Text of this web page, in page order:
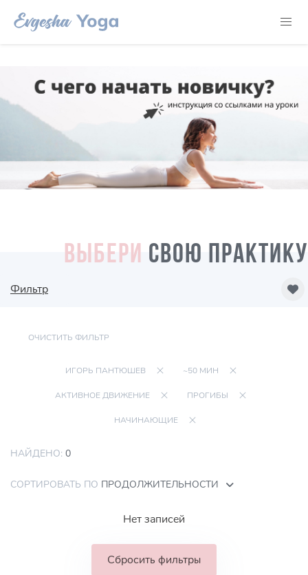
ВЫБЕРИ СВОЮ ПРАКТИКУ
Фильтр
ОЧИСТИТЬ ФИЛЬТР
ИГОРЬ ПАНТЮШЕВ ~50 МИН
АКТИВНОЕ ДВИЖЕНИЕ ПРОГИБЫ
НАЧИНАЮЩИЕ
НАЙДЕНО: 0
СОРТИРОВАТЬ ПО ПРОДОЛЖИТЕЛЬНОСТИ
Нет записей
Сбросить фильтры